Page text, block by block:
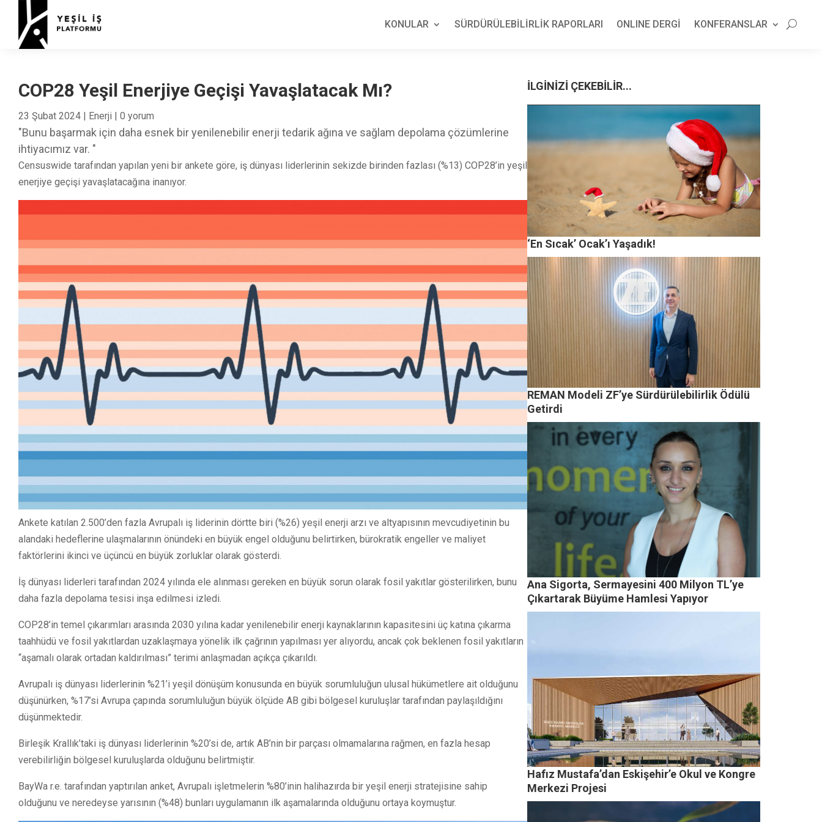
KONULAR SÜRDÜRÜLEBİLİRLİK RAPORLARI ONLINE DERGİ KONFERANSLAR
COP28 Yeşil Enerjiye Geçişi Yavaşlatacak Mı?
23 Şubat 2024 | Enerji | 0 yorum
"Bunu başarmak için daha esnek bir yenilenebilir enerji tedarik ağına ve sağlam depolama çözümlerine
ihtiyacımız var. "
Censuswide tarafından yapılan yeni bir ankete göre, iş dünyası liderlerinin sekizde birinden fazlası (%13) COP28’in yeşil
enerjiye geçişi yavaşlatacağına inanıyor.
Ankete katılan 2.500’den fazla Avrupalı iş liderinin dörtte biri (%26) yeşil enerji arzı ve altyapısının mevcudiyetinin bu
alandaki hedeflerine ulaşmalarının önündeki en büyük engel olduğunu belirtirken, bürokratik engeller ve maliyet
faktörlerini ikinci ve üçüncü en büyük zorluklar olarak gösterdi.
İş dünyası liderleri tarafından 2024 yılında ele alınması gereken en büyük sorun olarak fosil yakıtlar gösterilirken, bunu
daha fazla depolama tesisi inşa edilmesi izledi.
COP28’in temel çıkarımları arasında 2030 yılına kadar yenilenebilir enerji kaynaklarının kapasitesini üç katına çıkarma
taahhüdü ve fosil yakıtlardan uzaklaşmaya yönelik ilk çağrının yapılması yer alıyordu, ancak çok beklenen fosil yakıtların
“aşamalı olarak ortadan kaldırılması” terimi anlaşmadan açıkça çıkarıldı.
Avrupalı iş dünyası liderlerinin %21’i yeşil dönüşüm konusunda en büyük sorumluluğun ulusal hükümetlere ait olduğunu
düşünürken, %17’si Avrupa çapında sorumluluğun büyük ölçüde AB gibi bölgesel kuruluşlar tarafından paylaşıldığını
düşünmektedir.
Birleşik Krallık’taki iş dünyası liderlerinin %20’si de, artık AB’nin bir parçası olmamalarına rağmen, en fazla hesap
verebilirliğin bölgesel kuruluşlarda olduğunu belirtmiştir.
BayWa r.e. tarafından yaptırılan anket, Avrupalı işletmelerin %80’inin halihazırda bir yeşil enerji stratejisine sahip
olduğunu ve neredeyse yarısının (%48) bunları uygulamanın ilk aşamalarında olduğunu ortaya koymuştur.
İLGİNİZİ ÇEKEBİLİR...
‘En Sıcak’ Ocak’ı Yaşadık!
REMAN Modeli ZF’ye Sürdürülebilirlik Ödülü
Getirdi
Ana Sigorta, Sermayesini 400 Milyon TL’ye
Çıkartarak Büyüme Hamlesi Yapıyor
Hafız Mustafa’dan Eskişehir’e Okul ve Kongre
Merkezi Projesi